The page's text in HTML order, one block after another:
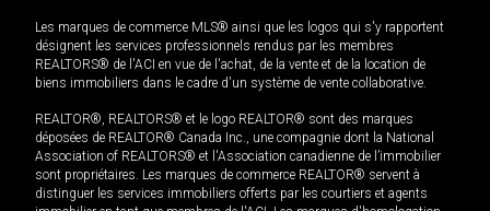
Les marques de commerce MLS® ainsi que les logos qui s'y rapportent
désignent les services professionnels rendus par les membres
REALTORS® de l'ACI en vue de l'achat, de la vente et de la location de
biens immobiliers dans le cadre d'un système de vente collaborative.
REALTOR®, REALTORS® et le logo REALTOR® sont des marques
déposées de REALTOR® Canada Inc., une compagnie dont la National
Association of REALTORS® et l'Association canadienne de l’immobilier
sont propriétaires. Les marques de commerce REALTOR® servent à
distinguer les services immobiliers offerts par les courtiers et agents